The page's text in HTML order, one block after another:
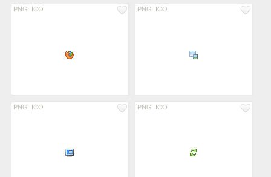
PNG ICO PNG ICO
PNG ICO PNG ICO